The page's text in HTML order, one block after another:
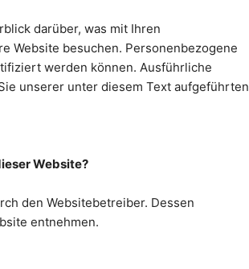
darüber, was mit Ihren
Website besuchen. Personenbezogene
werden können. Ausführliche
unserer unter diesem Text aufgeführten
Website?
den Websitebetreiber. Dessen
entnehmen.